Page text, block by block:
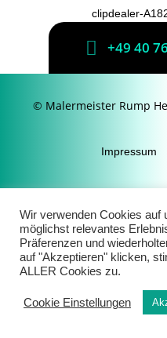
clipdealer-
clipdealer-
+49 40
© Malermeister Rump
Impressum
Wir verwenden Cookies auf
möglichst relevantes
Präferenzen und
auf "Akzeptieren" klicken,
ALLER Cookies zu.
Cookie Einstellungen